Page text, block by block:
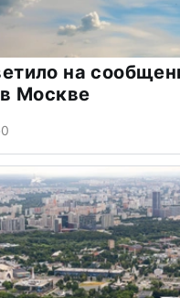
на
Москве
0